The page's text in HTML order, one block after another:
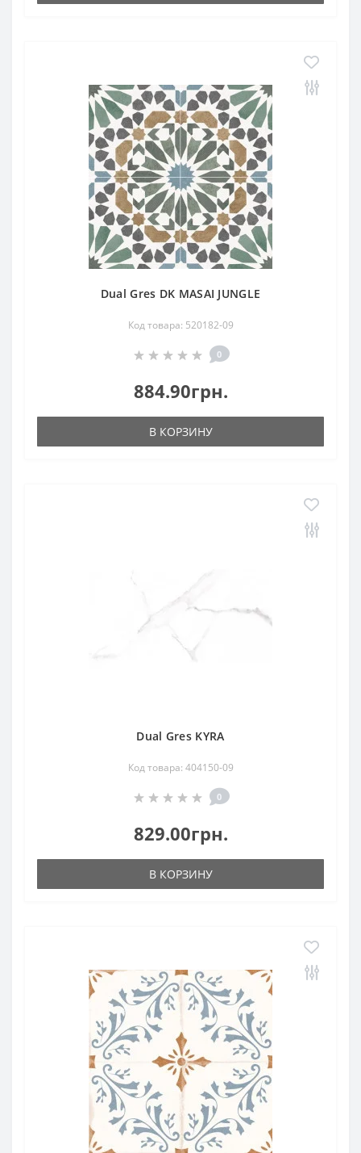
Dual Gres DK MASAI JUNGLE
Код товара: 520182-09
0
884.90грн.
В КОРЗИНУ
Dual Gres KYRA
Код товара: 404150-09
0
829.00грн.
В КОРЗИНУ